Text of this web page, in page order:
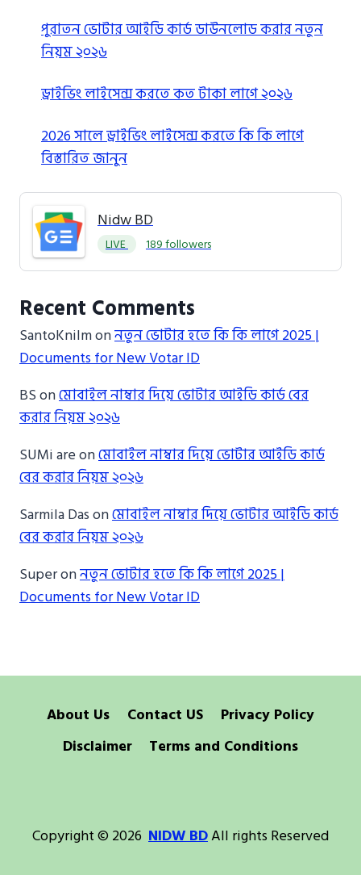
পুরাতন ভোটার আইডি কার্ড ডাউনলোড করার নতুন
নিয়ম ২০২৬
ড্রাইভিং লাইসেন্স করতে কত টাকা লাগে ২০২৬
2026 সালে ড্রাইভিং লাইসেন্স করতে কি কি লাগে
বিস্তারিত জানুন
Nidw BD
LIVE 189 followers
Recent Comments
SantoKnilmonনতুন ভোটার হতে কি কি লাগে 2025 |
Documents for New Votar ID
BSonমোবাইল নাম্বার দিয়ে ভোটার আইডি কার্ড বের
করার নিয়ম ২০২৬
SUMi areonমোবাইল নাম্বার দিয়ে ভোটার আইডি কার্ড
বের করার নিয়ম ২০২৬
Sarmila Dasonমোবাইল নাম্বার দিয়ে ভোটার আইডি কার্ড
বের করার নিয়ম ২০২৬
Superonনতুন ভোটার হতে কি কি লাগে 2025 |
Documents for New Votar ID
About Us Contact US
Privacy Policy
Disclaimer
Terms and Conditions
Copyright © 2026 NIDW BDAll rights Reserved